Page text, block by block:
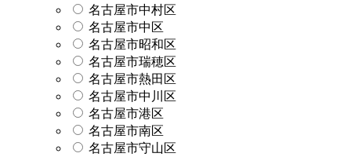
名古屋市中村区
名古屋市中区
名古屋市昭和区
名古屋市瑞穂区
名古屋市熱田区
名古屋市中川区
名古屋市港区
名古屋市南区
名古屋市守山区